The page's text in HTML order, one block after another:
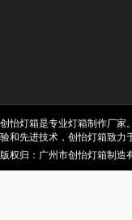
创怡灯箱是专业灯箱制作厂家
验和先进技术，创怡灯箱致力
版权归：广州市创怡灯箱制造